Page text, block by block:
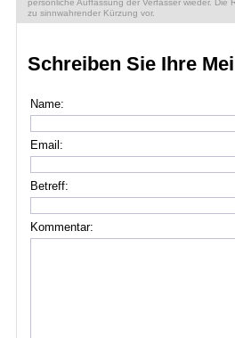
persönliche Auffassung der Verfasser wieder. Die
zu sinnwahrender Kürzung vor.
Schreiben Sie Ihre
Name:
Email:
Betreff:
Kommentar: